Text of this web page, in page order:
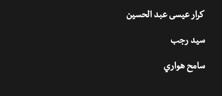
كرار عيسى عبد الحسين
سيد رجب
سامح هواري